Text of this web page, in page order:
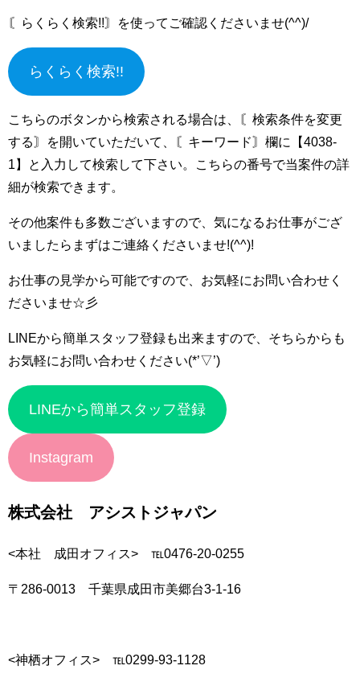
〘らくらく検索!!〙を使ってご確認くださいませ(^^)/
らくらく検索!!
こちらのボタンから検索される場合は、〘検索条件を変更
する〙を開いていただいて、〘キーワード〙欄に【4038-
1】と入力して検索して下さい。こちらの番号で当案件の詳
細が検索できます。
その他案件も多数ございますので、気になるお仕事がござ
いましたらまずはご連絡くださいませ!(^^)!
お仕事の見学から可能ですので、お気軽にお問い合わせく
ださいませ☆彡
LINEから簡単スタッフ登録も出来ますので、そちらからも
お気軽にお問い合わせください(*’▽’)
LINEから簡単スタッフ登録
Instagram
株式会社 アシストジャパン
<本社 成田オフィス> ℡0476-20-0255
〒286-0013 千葉県成田市美郷台3-1-16
<神栖オフィス> ℡0299-93-1128